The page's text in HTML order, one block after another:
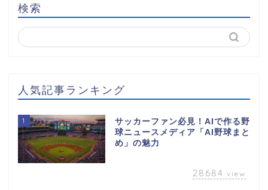
検索
人気記事ランキング
1
サッカーファン必見！AIで作る野
球ニュースメディア「AI野球まと
め」の魅力
28684 view